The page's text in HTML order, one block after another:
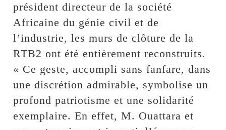
président directeur de la société
Africaine du génie civil et de
l’industrie, les murs de clôture de la
RTB2 ont été entièrement reconstruits.
« Ce geste, accompli sans fanfare, dans
une discrétion admirable, symbolise un
profond patriotisme et une solidarité
exemplaire. En effet, M. Ouattara et